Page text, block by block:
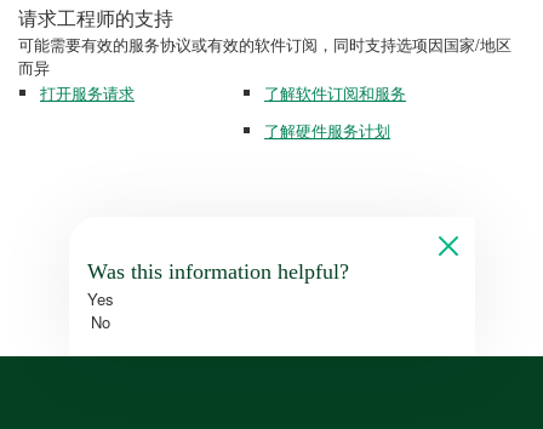
请求工程师的支持
可能需要有效的服务协议或有效的软件订阅，同时支持选项因国家/地区
而异
打开服务请求
了解软件订阅和服务
了解硬件服务计划
Was this information helpful?
Yes
No